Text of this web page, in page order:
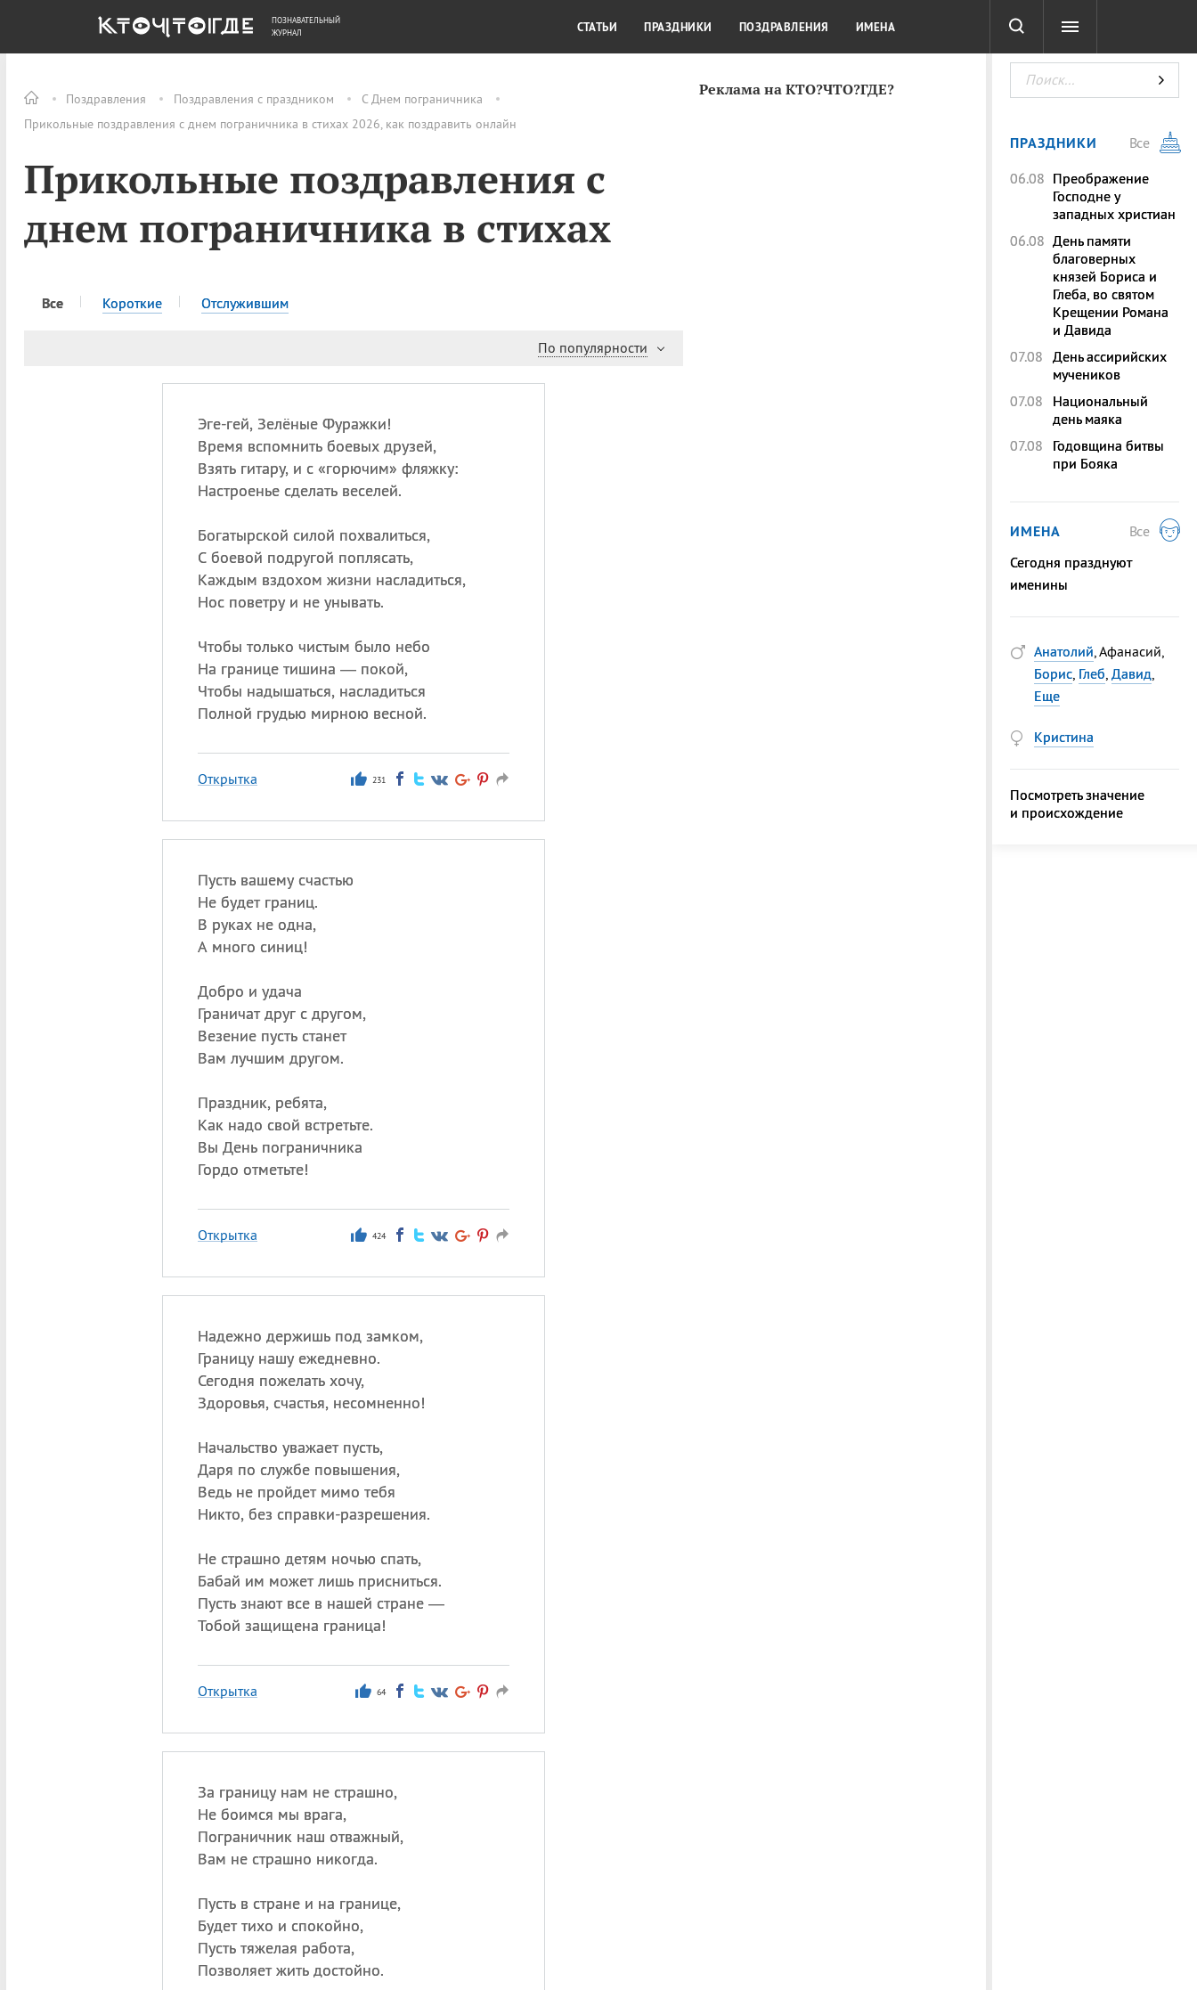
Поздравления Поздравления с праздником
С Днем пограничника
Прикольные поздравления с днем пограничника в стихах 2026, как поздравить онлайн
Прикольные поздравления с
днем пограничника в стихах
Все Короткие Отслужившим
По популярности
Эге-гей, Зелёные Фуражки!
Время вспомнить боевых друзей,
Взять гитару, и с «горючим» фляжку:
Настроенье сделать веселей.
Богатырской силой похвалиться,
С боевой подругой поплясать,
Каждым вздохом жизни насладиться,
Нос поветру и не унывать.
Чтобы только чистым было небо
На границе тишина — покой,
Чтобы надышаться, насладиться
Полной грудью мирною весной.
Открытка 231
Пусть вашему счастью
Не будет границ.
В руках не одна,
А много синиц!
Добро и удача
Граничат друг с другом,
Везение пусть станет
Вам лучшим другом.
Праздник, ребята,
Как надо свой встретьте.
Вы День пограничника
Гордо отметьте!
Открытка 424
Надежно держишь под замком,
Границу нашу ежедневно.
Сегодня пожелать хочу,
Здоровья, счастья, несомненно!
Начальство уважает пусть,
Даря по службе повышения,
Ведь не пройдет мимо тебя
Никто, без справки-разрешения.
Не страшно детям ночью спать,
Бабай им может лишь присниться.
Пусть знают все в нашей стране —
Тобой защищена граница!
Открытка 64
За границу нам не страшно,
Не боимся мы врага,
Пограничник наш отважный,
Вам не страшно никогда.
Пусть в стране и на границе,
Будет тихо и спокойно,
Пусть тяжелая работа,
Позволяет жить достойно.
Реклама на КТО?ЧТО?ГДЕ?
ОБЩЕСТВО ДЕНЬГИ КУЛЬТУРА КРАСОТА ТЕСТЫ
ПОЗНАВАТЕЛЬНЫЙ
ЖУРНАЛ
СТАТЬИ ПРАЗДНИКИ ПОЗДРАВЛЕНИЯ ИМЕНА
ПРАЗДНИКИ
Все
06.08 Преображение
Господне у
западных христиан
06.08 День памяти
благоверных
князей Бориса и
Глеба, во святом
Крещении Романа
и Давида
07.08 День ассирийских
мучеников
07.08
Национальный
день маяка
07.08
Годовщина битвы
при Бояка
ИМЕНА
Все
Сегодня празднуют
именины
Анатолий, Афанасий,
Борис, Глеб, Давид,
Еще
Кристина
Посмотреть значение
и происхождение